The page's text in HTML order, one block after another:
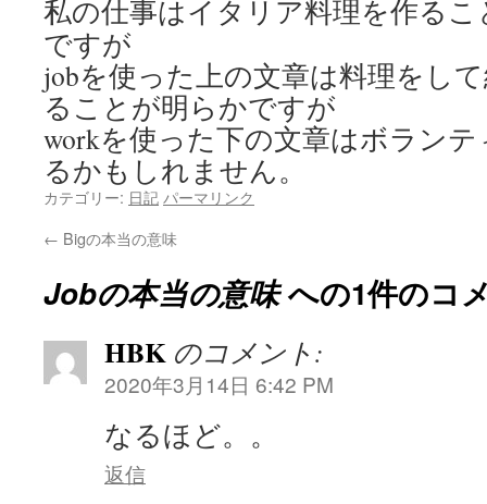
私の仕事はイタリア料理を作るこ
ですが
jobを使った上の文章は料理をし
ることが明らかですが
workを使った下の文章はボラン
るかもしれません。
カテゴリー: 日記 パーマリンク
← Bigの本当の意味
Jobの本当の意味への1件のコ
HBK のコメント:
2020年3月14日 6:42 PM
なるほど。。
返信